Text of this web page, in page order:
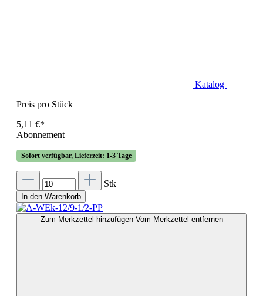
Katalog
Preis pro Stück
5,11 €*
Abonnement
Sofort verfügbar, Lieferzeit: 1-3 Tage
Stk
In den Warenkorb
Zum Merkzettel hinzufügen Vom Merkzettel entfernen